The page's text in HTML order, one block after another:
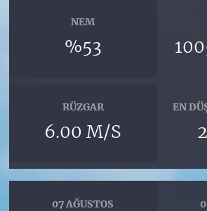
NEM
%53
RÜZGAR
6.00 M/S
EN
07 AĞUSTOS